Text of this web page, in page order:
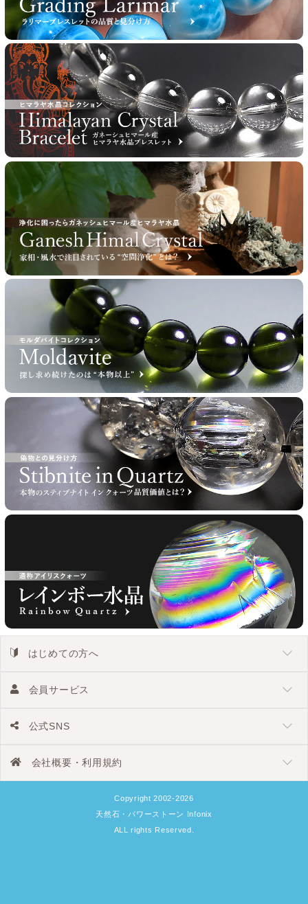
はじめての方へ
会員サービス
公式SNS
会社概要・利用規約
Copyright 2002-2026
天然石・パワーストーン Infonix
ALL rights Reserved.